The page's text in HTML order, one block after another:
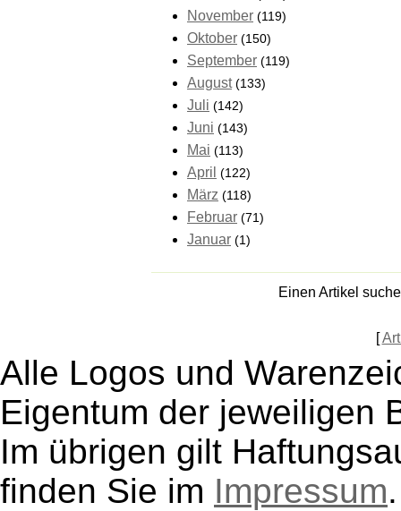
November (119)
Oktober (150)
September (119)
August (133)
Juli (142)
Juni (143)
Mai (113)
April (122)
März (118)
Februar (71)
Januar (1)
Einen Artikel
[
Alle Logos und
Eigentum der jeweiligen
Im übrigen gilt
finden Sie im Impressum.